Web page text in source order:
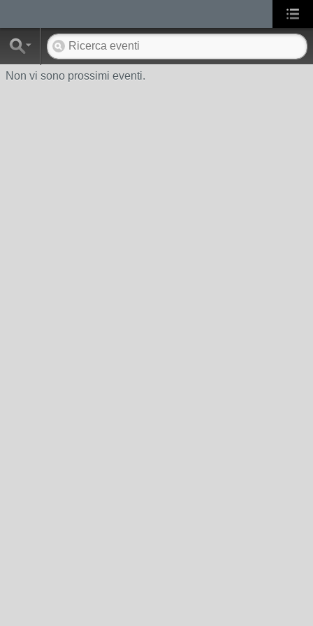
Non vi sono prossimi eventi.